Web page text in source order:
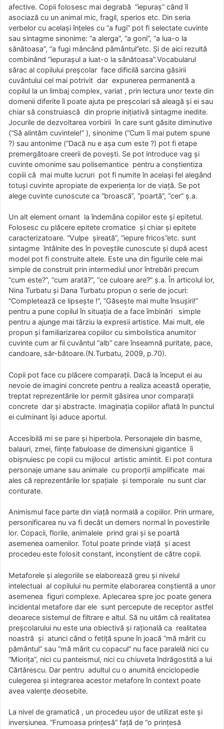
afective. Copii folosesc mai degrabă “iepuraş” când îl
asociază cu un animal mic, fragil, sperios etc. Din seria
verbelor cu acelaşi înţeles cu “a fugi” pot fi selectate cuvinte
sau sintagme sinonime: “a alerga”, “a goni”, “a lua-o la
sănătoasa”, “a fugi mâncând pământul”etc. Şi de aici rezultă
combinând “iepuraşul a luat-o la sănătoasa”.Vocabularul
sărac al copilului preşcolar face dificilă sarcina găsirii
cuvântului cel mai potrivit dar expunerea permanentă a
copilul la un limbaj complex, variat , prin lectura unor texte din
domenii diferite îi poate ajuta pe preşcolari să aleagă şi ei sau
chiar să construiască din proprie iniţiativă sintagme inedite.
Jocurile de dezvoltarea vorbirii în care sunt găsite diminutive
(“Să alintăm cuvintele!” ), sinonime (“Cum îi mai putem spune
?) sau antonime (“Dacă nu e aşa cum este ?) pot fi etape
premergătoare creerii de poveşti. Se pot introduce vag şi
cuvinte omonime sau polisemantice pentru a conştientiza
copiii că mai multe lucruri pot fi numite în acelaşi fel alegând
totuşi cuvinte apropiate de experienţa lor de viaţă. Se pot
alege cuvinte cunoscute ca “broască”, “poartă”, “cer” ş.a.
Un alt element ornant la îndemâna copiilor este şi epitetul.
Folosesc cu plăcere epitete cromatice şi chiar şi epitete
caracterizatoare. “Vulpe şireată”, “iepure fricos”etc. sunt
sintagme întâlnite des în poveştile cunoscute şi după acest
model pot fi construite altele. Este una din figurile cele mai
simple de construit prin intermediul unor întrebări precum
“cum este?”, “cum arată?”, “ce culoare are?” ş.a. În articolul lor,
Nina Turbatu şi Dana Turbatu propun o serie de jocuri:
“Completează ce lipseşte !”, “Găseşte mai multe însuşiri!”
pentru a pune copilul în situaţia de a face îmbinări simple
pentru a ajunge mai târziu la expresii artistice. Mai mult, ele
propun şi familiarizarea copiilor cu simbolistica anumitor
cuvinte cum ar fii cuvântul “alb” care înseamnă puritate, pace,
candoare, săr-bătoare.(N.Turbatu, 2009, p.70).
Copii pot face cu plăcere comparaţii. Dacă la început ei au
nevoie de imagini concrete pentru a realiza această operaţie,
treptat reprezentările lor permit găsirea unor comparaţii
concrete dar şi abstracte. Imaginaţia copiilor aflată în punctul
ei culminant îşi aduce aportul.
Accesibilă mi se pare şi hiperbola. Personajele din basme,
balauri, zmei, fiinţe fabuloase de dimensiuni gigantice îi
obişnuiesc pe copii cu mijlocul artistic amintit. Ei pot contura
personaje umane sau animale cu proporţii amplificate mai
ales că reprezentările lor spaţiale şi temporale nu sunt clar
conturate.
Animismul face parte din viaţă normală a copiilor. Prin urmare,
personificarea nu va fi decât un demers normal în povestirile
lor. Copacii, florile, animalele prind grai şi se poartă
asemenea oamenilor. Totul poate prinde viaţă şi acest
procedeu este folosit constant, inconştient de către copii.
Metaforele şi alegoriile se elaborează greu şi nivelul
intelectual al copilului nu permite elaborarea conştientă a unor
asemenea figuri complexe. Aplecarea spre joc poate genera
incidental metafore dar ele sunt percepute de receptor astfel
deoarece sistemul de filtrare e altul. Să nu uităm că realitatea
preşcolarului nu este una obiectivă şi raţională ca realitatea
noastră şi atunci când o fetiţă spune în joacă “mă mărit cu
pământul” sau “mă mărit cu copacul” nu face paralelă nici cu
“Mioriţa”, nici cu panteismul, nici cu chiuveta îndrăgostită a lui
Cărtărescu. Dar pentru adultul cu o anumită enciclopedie
culegerea şi integrarea acestor metafore în context poate
avea valenţe deosebite.
La nivel de gramatică , un procedeu uşor de utilizat este şi
inversiunea. “Frumoasa prinţesă” faţă de “o prinţesă